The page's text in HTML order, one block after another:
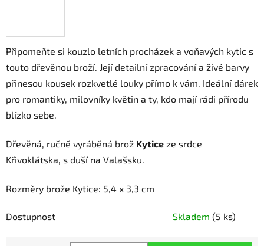
Připomeňte si kouzlo letních procházek a voňavých kytic s
touto dřevěnou broží. Její detailní zpracování a živé barvy
přinesou kousek rozkvetlé louky přímo k vám. Ideální dárek
pro romantiky, milovníky květin a ty, kdo mají rádi přírodu
blízko sebe.
Dřevěná, ručně vyráběná brož Kytice ze srdce
Křivoklátska, s duší na Valašsku.
Rozměry brože Kytice: 5,4 x 3,3 cm
Dostupnost Skladem (5 ks)